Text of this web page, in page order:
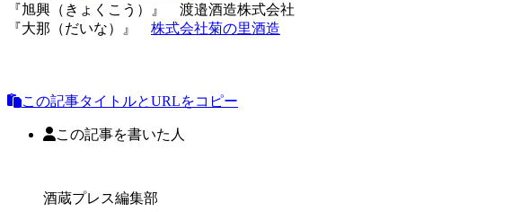
『旭興（きょくこう）』 渡邉酒造株式会社
『大那（だいな）』 株式会社菊の里酒造
この記事タイトルとURLをコピー
この記事を書いた人
酒蔵プレス編集部